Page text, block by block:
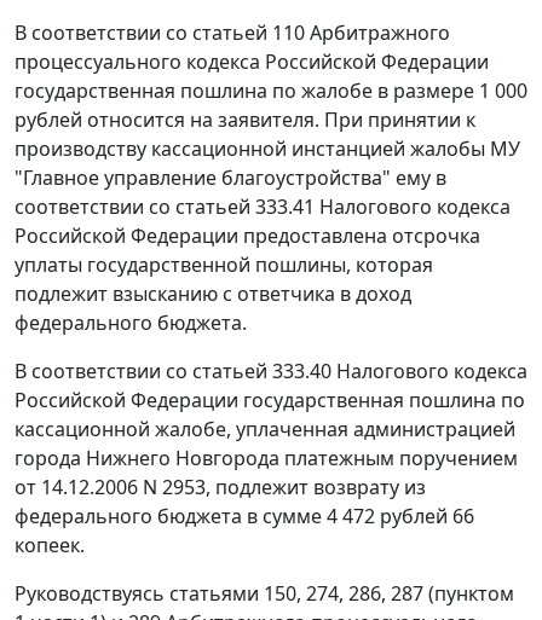
В соответствии со статьей 110Арбитражного
процессуального кодекса Российской Федерации
государственная пошлина по жалобе в размере 1 000
рублей относится на заявителя. При принятии к
производству кассационной инстанцией жалобы МУ
"Главное управление благоустройства" ему в
соответствии со статьей 333.41 Налогового кодекса
Российской Федерации предоставлена отсрочка
уплаты государственной пошлины, которая
подлежит взысканию с ответчика в доход
федерального бюджета.
В соответствии со статьей 333.40 Налогового кодекса
Российской Федерации государственная пошлина по
кассационной жалобе, уплаченная администрацией
города Нижнего Новгорода платежным поручением
от 14.12.2006 N 2953, подлежит возврату из
федерального бюджета в сумме 4 472 рублей 66
копеек.
Руководствуясь статьями 150, 274, 286, 287 (пунктом